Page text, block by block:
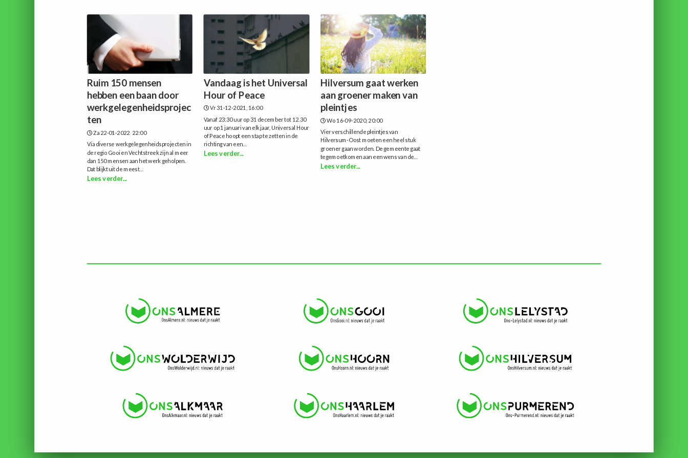
Ruim 150 mensen
hebben een baan door
werkgelegenheidsprojec
ten
Za 22-01-2022, 22:00
Via diverse werkgelegenheidsprojecten in
de regio Gooi en Vechtstreek zijn al meer
dan 150 mensen aan het werk geholpen.
Dat blijkt uit de meest...
Lees verder...
Vandaag is het Universal
Hour of Peace
Vr 31-12-2021, 16:00
Vanaf 23:30 uur op 31 december tot 12.30
uur op 1 januari van elk jaar, Universal Hour
of Peace hoopt een stap te zetten in de
richting van een...
Lees verder...
Hilversum gaat werken
aan groener maken van
pleintjes
Wo 16-09-2020, 20:00
Vier verschillende pleintjes van
Hilversum-Oost moeten een heel stuk
groener gaan worden. De gemeente gaat
tegemoetkomen aan een wens van de...
Lees verder...